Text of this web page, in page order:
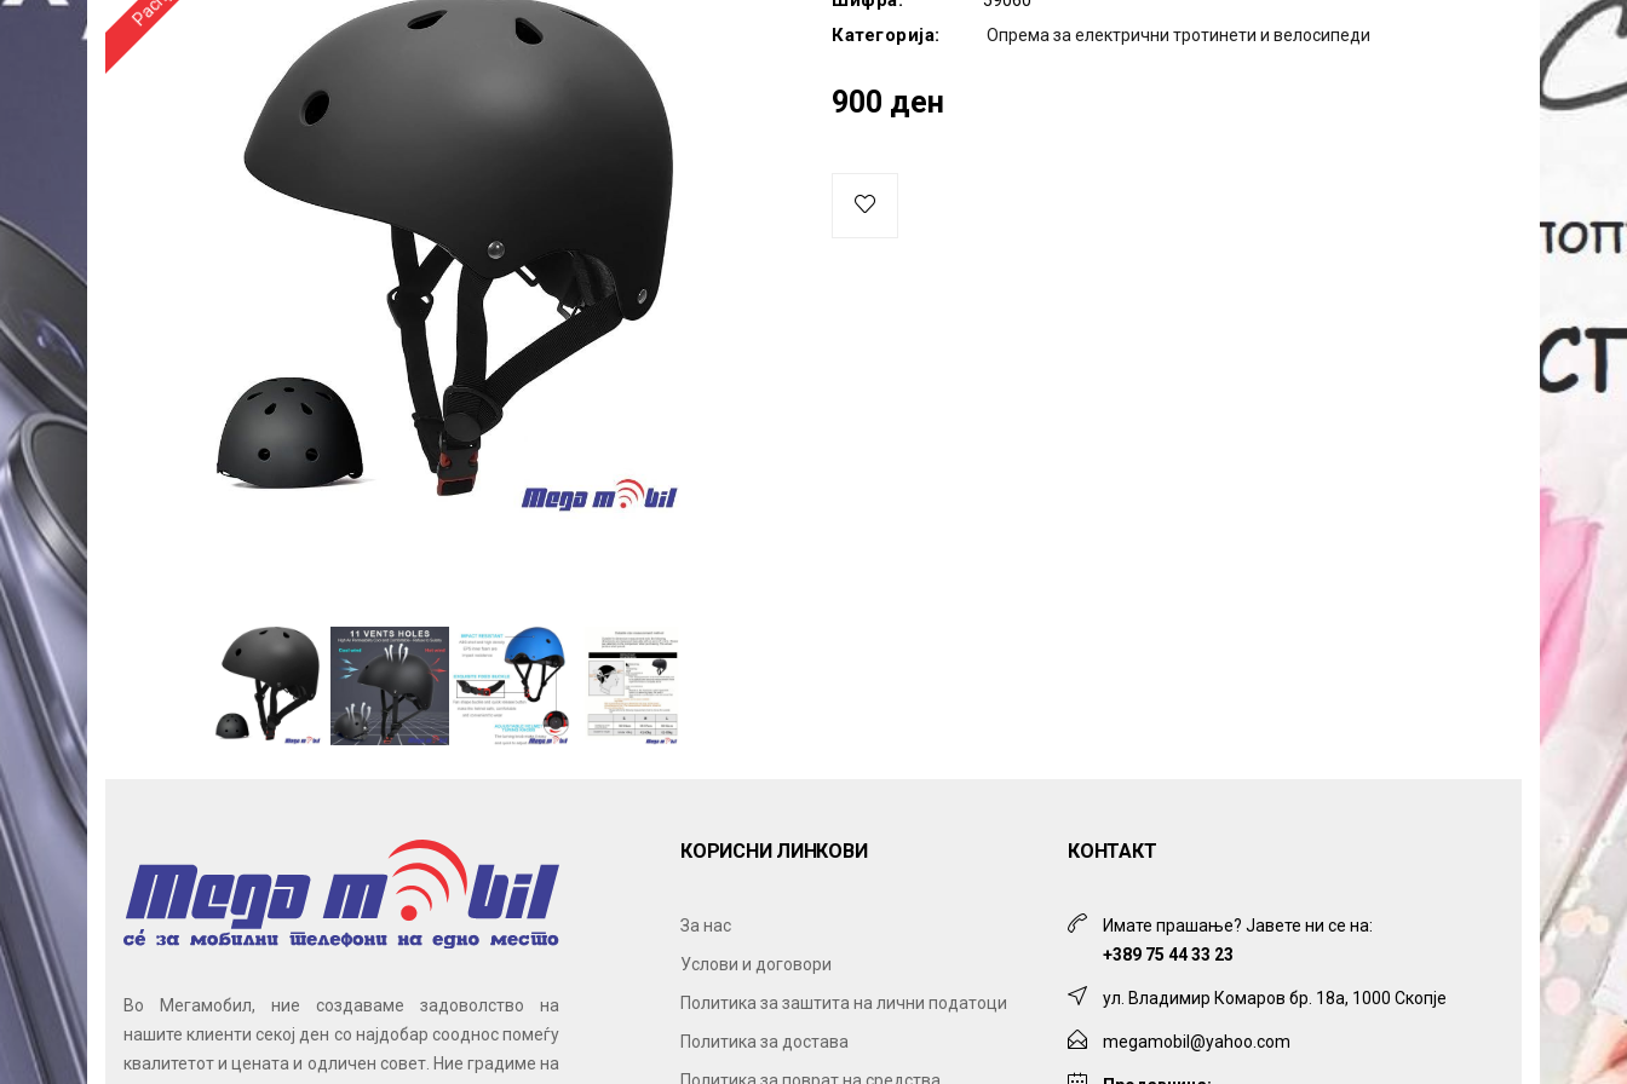
Категорија: Опрема за електрични тротинети и велосипеди
900 ден
Во Мегамобил, ние создаваме задоволство на
нашите клиенти секој ден со најдобар сооднос помеѓу
квалитетот и цената и одличен совет. Ние градиме на
КОРИСНИ ЛИНКОВИ
За нас
Услови и договори
Политика за заштита на лични податоци
Политика за достава
КОНТАКТ
Имате прашање? Јавете ни се на:
+389 75 44 33 23
ул. Владимир Комаров бр. 18а, 1000 Скопје
megamobil@yahoo.com